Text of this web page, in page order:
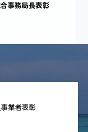
事務局長表彰
業者表彰